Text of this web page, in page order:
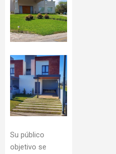
Su público
objetivo se